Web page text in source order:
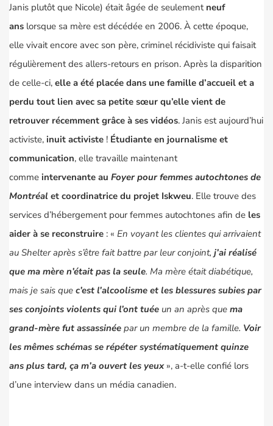
Janis plutôt que Nicole) était âgée de seulement neuf
ans lorsque sa mère est décédée en 2006. À cette époque,
elle vivait encore avec son père, criminel récidiviste qui faisait
régulièrement des allers-retours en prison. Après la disparition
de celle-ci, elle a été placée dans une famille d’accueil et a
perdu tout lien avec sa petite sœur qu’elle vient de
retrouver récemment grâce à ses vidéos. Janis est aujourd’hui
activiste, inuit activiste ! Étudiante en journalisme et
communication, elle travaille maintenant
comme intervenante au Foyer pour femmes autochtones de
Montréal et coordinatrice du projet Iskweu. Elle trouve des
services d’hébergement pour femmes autochtones afin de les
aider à se reconstruire : « En voyant les clientes qui arrivaient
au Shelter après s’être fait battre par leur conjoint, j’ai réalisé
que ma mère n’était pas la seule. Ma mère était diabétique,
mais je sais que c’est l’alcoolisme et les blessures subies par
ses conjoints violents qui l’ont tuée un an après que ma
grand-mère fut assassinée par un membre de la famille. Voir
les mêmes schémas se répéter systématiquement quinze
ans plus tard, ça m’a ouvert les yeux », a-t-elle confié lors
d’une interview dans un média canadien.